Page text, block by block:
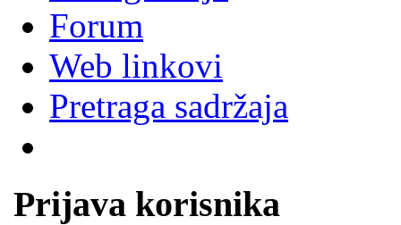
Forum
Web linkovi
Pretraga sadržaja
Prijava korisnika